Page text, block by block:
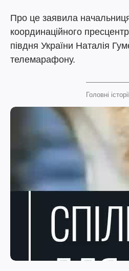
Про це заявила
координаційного
півдня України Наталія
телемарафону.
Головні